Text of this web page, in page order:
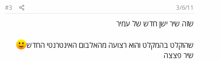
3/6/11
#3
שזה שיר ישן חדש של עמיר
שהוקלט בהמקלט והוא רצועה מהאלבום האינטרנטי החדש
שיר פצצה